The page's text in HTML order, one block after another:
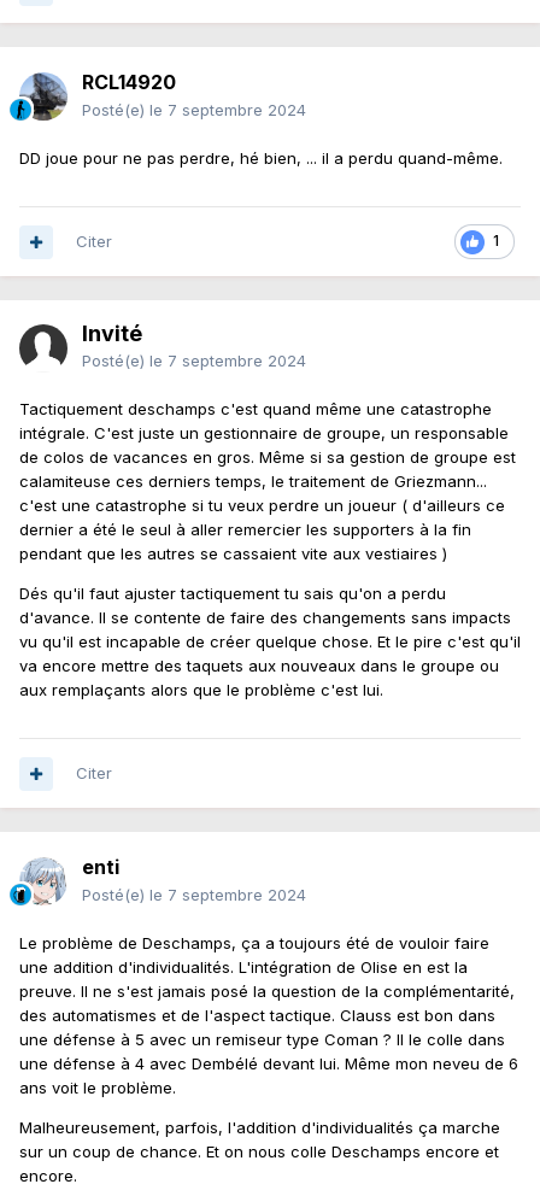
RCL14920
Posté(e) le 7 septembre 2024
DD joue pour ne pas perdre, hé bien, ... il a perdu quand-même.
1
Citer
Invité
Posté(e) le 7 septembre 2024
Tactiquement deschamps c'est quand même une catastrophe
intégrale. C'est juste un gestionnaire de groupe, un responsable
de colos de vacances en gros. Même si sa gestion de groupe est
calamiteuse ces derniers temps, le traitement de Griezmann...
c'est une catastrophe si tu veux perdre un joueur ( d'ailleurs ce
dernier a été le seul à aller remercier les supporters à la fin
pendant que les autres se cassaient vite aux vestiaires )
Dés qu'il faut ajuster tactiquement tu sais qu'on a perdu
d'avance. Il se contente de faire des changements sans impacts
vu qu'il est incapable de créer quelque chose. Et le pire c'est qu'il
va encore mettre des taquets aux nouveaux dans le groupe ou
aux remplaçants alors que le problème c'est lui.
Citer
enti
Posté(e) le 7 septembre 2024
Le problème de Deschamps, ça a toujours été de vouloir faire
une addition d'individualités. L'intégration de Olise en est la
preuve. Il ne s'est jamais posé la question de la complémentarité,
des automatismes et de l'aspect tactique. Clauss est bon dans
une défense à 5 avec un remiseur type Coman ? Il le colle dans
une défense à 4 avec Dembélé devant lui. Même mon neveu de 6
ans voit le problème.
Malheureusement, parfois, l'addition d'individualités ça marche
sur un coup de chance. Et on nous colle Deschamps encore et
encore.